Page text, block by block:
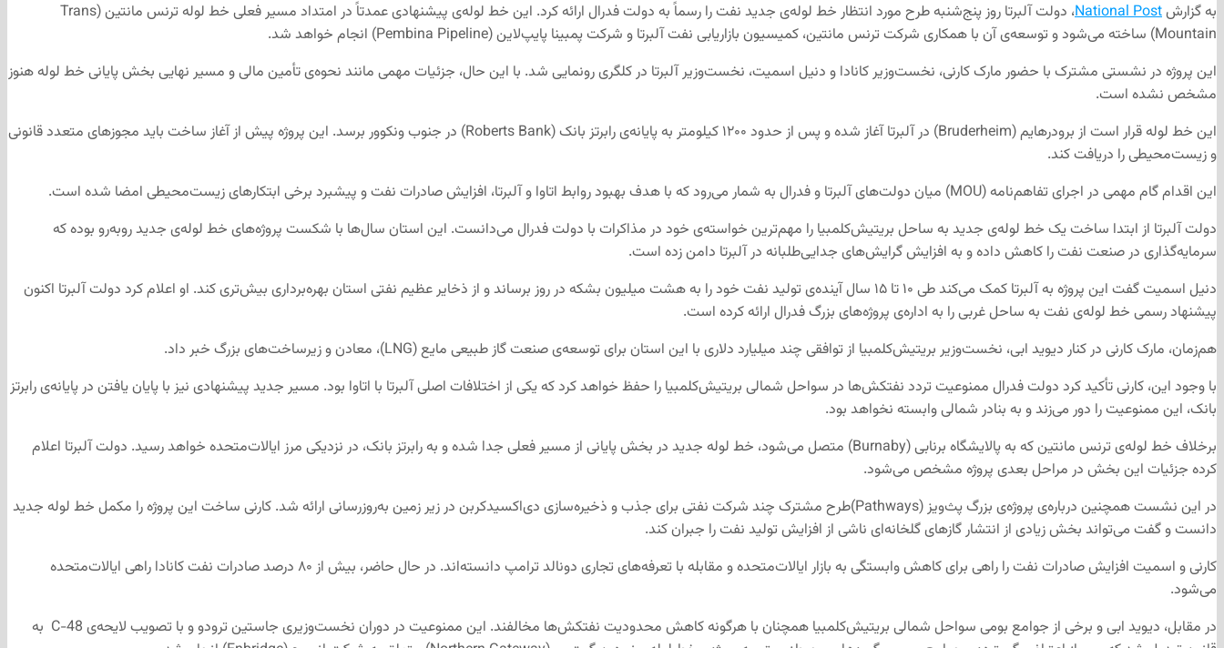
به گزارشNational Post
، دولت آلبرتا روز پنج‌شنبه طرح مورد انتظار خط لوله‌ی جدید نفت را رسماً به دولت فدرال ارائه کرد. این خط لوله‌ی پیشنهادی عمدتاً در امتداد مسیر فعلی خط لوله ترنس مانتین (Trans
Mountain) ساخته می‌شود و توسعه‌ی آن با همکاری شرکت ترنس مانتین، کمیسیون بازاریابی نفت آلبرتا و شرکت پمبینا پایپ‌لاین (Pembina Pipeline) انجام خواهد شد.
این پروژه در نشستی مشترک با حضور مارک کارنی، نخست‌وزیر کانادا و دنیل اسمیت، نخست‌وزیر آلبرتا در کلگری رونمایی شد. با این حال، جزئیات مهمی مانند نحوه‌ی تأمین مالی و مسیر نهایی بخش پایانی خط لوله هنوز
مشخص نشده است.
این خط لوله قرار است از برودرهایم (Bruderheim) در آلبرتا آغاز شده و پس از حدود ۱۲۰۰ کیلومتر به پایانه‌ی رابرتز بانک (Roberts Bank) در جنوب ونکوور برسد. این پروژه پیش از آغاز ساخت باید مجوزهای متعدد قانونی
و زیست‌محیطی را دریافت کند.
این اقدام گام مهمی در اجرای تفاهم‌نامه (MOU) میان دولت‌های آلبرتا و فدرال به شمار می‌رود که با هدف بهبود روابط اتاوا و آلبرتا، افزایش صادرات نفت و پیشبرد برخی ابتکارهای زیست‌محیطی امضا شده است.
دولت آلبرتا از ابتدا ساخت یک خط لوله‌ی جدید به ساحل بریتیش‌کلمبیا را مهم‌ترین خواسته‌ی خود در مذاکرات با دولت فدرال می‌دانست. این استان سال‌ها با شکست پروژه‌های خط لوله‌ی جدید روبه‌رو بوده که
سرمایه‌گذاری در صنعت نفت را کاهش داده و به افزایش گرایش‌های جدایی‌طلبانه در آلبرتا دامن زده است.
دنیل اسمیت گفت این پروژه به آلبرتا کمک می‌کند طی ۱۰ تا ۱۵ سال آینده‌ی تولید نفت خود را به هشت میلیون بشکه در روز برساند و از ذخایر عظیم نفتی استان بهره‌برداری بیش‌تری کند. او اعلام کرد دولت آلبرتا اکنون
پیشنهاد رسمی خط لوله‌ی نفت به ساحل غربی را به اداره‌ی پروژه‌های بزرگ فدرال ارائه کرده است.
هم‌زمان، مارک کارنی در کنار دیوید ابی، نخست‌وزیر بریتیش‌کلمبیا از توافقی چند میلیارد دلاری با این استان برای توسعه‌ی صنعت گاز طبیعی مایع (LNG)، معادن و زیرساخت‌های بزرگ خبر داد.
با وجود این، کارنی تأکید کرد دولت فدرال ممنوعیت تردد نفتکش‌ها در سواحل شمالی بریتیش‌کلمبیا را حفظ خواهد کرد که یکی از اختلافات اصلی آلبرتا با اتاوا بود. مسیر جدید پیشنهادی نیز با پایان یافتن در پایانه‌ی رابرتز
بانک، این ممنوعیت را دور می‌زند و به بنادر شمالی وابسته نخواهد بود.
برخلاف خط لوله‌ی ترنس مانتین که به پالایشگاه برنابی (Burnaby) متصل می‌شود، خط لوله جدید در بخش پایانی از مسیر فعلی جدا شده و به رابرتز بانک، در نزدیکی مرز ایالات‌متحده خواهد رسید. دولت آلبرتا اعلام
کرده جزئیات این بخش در مراحل بعدی پروژه مشخص می‌شود.
در این نشست همچنین درباره‌ی پروژه‌ی بزرگ پث‌ویز (Pathways)طرح مشترک چند شرکت نفتی برای جذب و ذخیره‌سازی دی‌اکسیدکربن در زیر زمین به‌روزرسانی ارائه شد. کارنی ساخت این پروژه را مکمل خط لوله جدید
دانست و گفت می‌تواند بخش زیادی از انتشار گازهای گلخانه‌ای ناشی از افزایش تولید نفت را جبران کند.
کارنی و اسمیت افزایش صادرات نفت را راهی برای کاهش وابستگی به بازار ایالات‌متحده و مقابله با تعرفه‌های تجاری دونالد ترامپ دانسته‌اند. در حال حاضر، بیش از ۸۰ درصد صادرات نفت کانادا راهی ایالات‌متحده
می‌شود.
در مقابل، دیوید ابی و برخی از جوامع بومی سواحل شمالی بریتیش‌کلمبیا همچنان با هرگونه کاهش محدودیت نفتکش‌ها مخالفند. این ممنوعیت در دوران نخست‌وزیری جاستین ترودو و با تصویب لایحه‌ی C-48 به